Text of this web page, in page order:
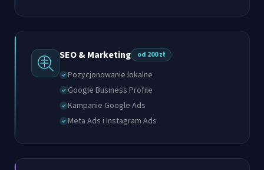
SEO & Marketing od 200 zł
Pozycjonowanie lokalne
Google Business Profile
Kampanie Google Ads
Meta Ads i Instagram Ads